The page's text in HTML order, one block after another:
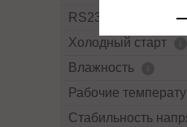
RS232
Холодный старт
Влажность
Рабочие
Cтабильность